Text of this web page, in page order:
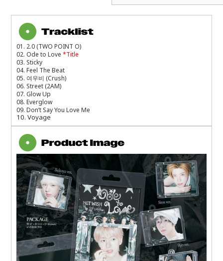
01. 2.0 (TWO POINT O)
02. Ode to Love *Title
03. Sticky
04. Feel The Beat
05. 여우비 (Crush)
06. Street (2AM)
07. Glow Up
08. Everglow
09. Don’t Say You Love Me
10. Voyage